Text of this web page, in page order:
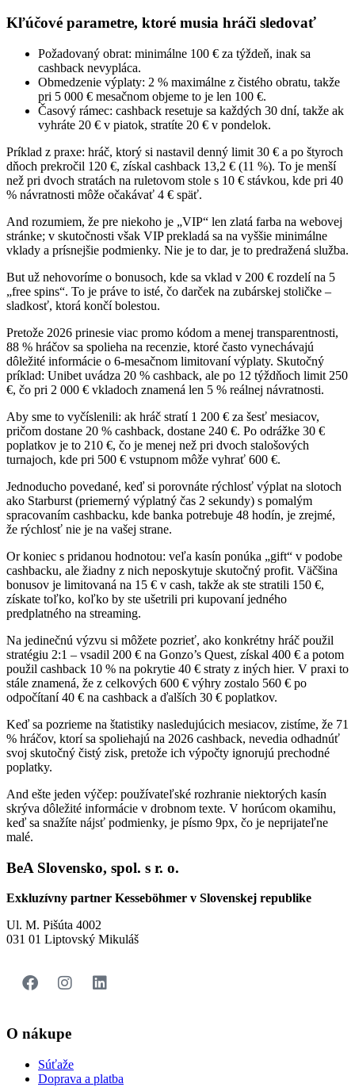
Kľúčové parametre, ktoré musia hráči sledovať
Požadovaný obrat: minimálne 100 € za týždeň, inak sa
cashback nevypláca.
Obmedzenie výplaty: 2 % maximálne z čistého obratu, takže
pri 5 000 € mesačnom objeme to je len 100 €.
Časový rámec: cashback resetuje sa každých 30 dní, takže ak
vyhráte 20 € v piatok, stratíte 20 € v pondelok.
Príklad z praxe: hráč, ktorý si nastavil denný limit 30 € a po štyroch
dňoch prekročil 120 €, získal cashback 13,2 € (11 %). To je menší
než pri dvoch stratách na ruletovom stole s 10 € stávkou, kde pri 40
% návratnosti môže očakávať 4 € späť.
And rozumiem, že pre niekoho je „VIP“ len zlatá farba na webovej
stránke; v skutočnosti však VIP prekladá sa na vyššie minimálne
vklady a prísnejšie podmienky. Nie je to dar, je to predražená služba.
But už nehovoríme o bonusoch, kde sa vklad v 200 € rozdelí na 5
„free spins“. To je práve to isté, čo darček na zubárskej stoličke –
sladkosť, ktorá končí bolestou.
Pretože 2026 prinesie viac promo kódom a menej transparentnosti,
88 % hráčov sa spolieha na recenzie, ktoré často vynechávajú
dôležité informácie o 6‑mesačnom limitovaní výplaty. Skutočný
príklad: Unibet uvádza 20 % cashback, ale po 12 týždňoch limit 250
€, čo pri 2 000 € vkladoch znamená len 5 % reálnej návratnosti.
Aby sme to vyčíslenili: ak hráč stratí 1 200 € za šesť mesiacov,
pričom dostane 20 % cashback, dostane 240 €. Po odrážke 30 €
poplatkov je to 210 €, čo je menej než pri dvoch stalošových
turnajoch, kde pri 500 € vstupnom môže vyhrať 600 €.
Jednoducho povedané, keď si porovnáte rýchlosť výplat na slotoch
ako Starburst (priemerný výplatný čas 2 sekundy) s pomalým
spracovaním cashbacku, kde banka potrebuje 48 hodín, je zrejmé,
že rýchlosť nie je na vašej strane.
Or koniec s pridanou hodnotou: veľa kasín ponúka „gift“ v podobe
cashbacku, ale žiadny z nich neposkytuje skutočný profit. Väčšina
bonusov je limitovaná na 15 € v cash, takže ak ste stratili 150 €,
získate toľko, koľko by ste ušetrili pri kupovaní jedného
predplatného na streaming.
Na jedinečnú výzvu si môžete pozrieť, ako konkrétny hráč použil
stratégiu 2:1 – vsadil 200 € na Gonzo’s Quest, získal 400 € a potom
použil cashback 10 % na pokrytie 40 € straty z iných hier. V praxi to
stále znamená, že z celkových 600 € výhry zostalo 560 € po
odpočítaní 40 € na cashback a ďalších 30 € poplatkov.
Keď sa pozrieme na štatistiky nasledujúcich mesiacov, zistíme, že 71
% hráčov, ktorí sa spoliehajú na 2026 cashback, nevedia odhadnúť
svoj skutočný čistý zisk, pretože ich výpočty ignorujú prechodné
poplatky.
And ešte jeden výčep: používateľské rozhranie niektorých kasín
skrýva dôležité informácie v drobnom texte. V horúcom okamihu,
keď sa snažíte nájsť podmienky, je písmo 9px, čo je neprijateľne
malé.
BeA Slovensko, spol. s r. o.
Exkluzívny partner Kesseböhmer v Slovenskej republike
Ul. M. Pišúta 4002
031 01 Liptovský Mikuláš
O nákupe
Súťaže
Doprava a platba